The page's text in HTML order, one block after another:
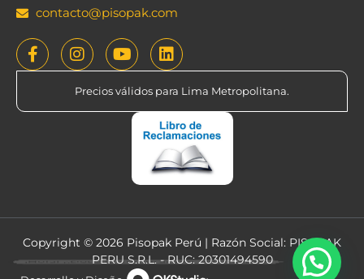
contacto@pisopak.com
Precios válidos para Lima Metropolitana.
Copyright © 2026 Pisopak Perú | Razón Social: PISOPAK
PERU S.R.L. - RUC: 20301494590
¡Hola! ¿Deseas comprar por Whatsapp?